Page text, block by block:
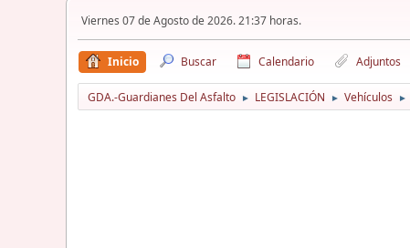
Viernes 07 de Agosto de 2026. 21:37 horas.
Inicio Buscar Calendario Adjuntos
GDA.-Guardianes Del Asfalto ► LEGISLACIÓN ► Vehículos ►